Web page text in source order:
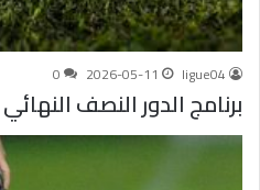
ligue04
2026-05-11
0
برنامج الدور النصف النهائي U13